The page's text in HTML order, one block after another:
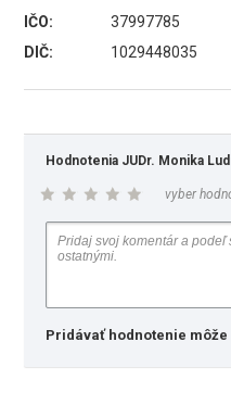
IČO:
37997785
DIČ:
1029448035
Hodnotenia JUDr. Monika
vyber
Pridávať hodnotenie môže